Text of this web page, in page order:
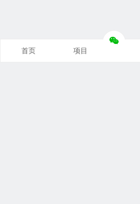
首页 项目